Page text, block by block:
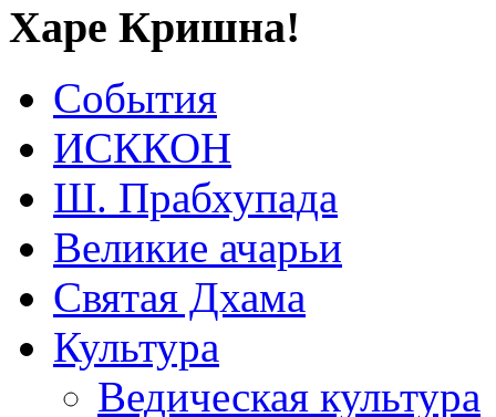
Харе Кришна!
События
ИСККОН
Ш. Прабхупада
Великие ачарьи
Святая Дхама
Культура
Ведическая культура